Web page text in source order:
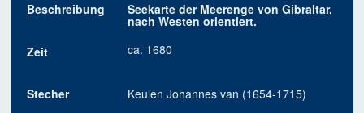
Beschreibung
Seekarte der Meerenge von Gibraltar,
nach Westen orientiert.
Zeit
ca. 1680
Stecher
Keulen Johannes van (1654-1715)